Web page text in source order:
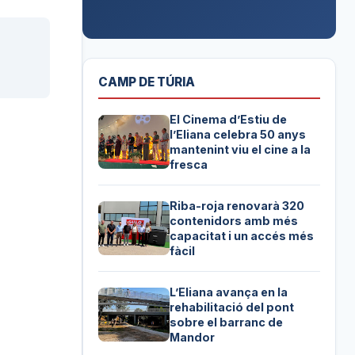
CAMP DE TÚRIA
El Cinema d’Estiu de
l’Eliana celebra 50 anys
mantenint viu el cine a la
fresca
Riba-roja renovarà 320
contenidors amb més
capacitat i un accés més
fàcil
L’Eliana avança en la
rehabilitació del pont
sobre el barranc de
Mandor